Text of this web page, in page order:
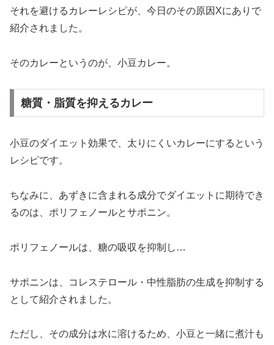
それを避けるカレーレシピが、今日のその原因Xにありで
紹介されました。
そのカレーというのが、小豆カレー。
糖質・脂質を抑えるカレー
小豆のダイエット効果で、太りにくいカレーにするという
レシピです。
ちなみに、あずきに含まれる成分でダイエットに期待でき
るのは、ポリフェノールとサポニン。
ポリフェノールは、糖の吸収を抑制し…
サポニンは、コレステロール・中性脂肪の生成を抑制する
として紹介されました。
ただし、その成分は水に溶けるため、小豆と一緒に煮汁も